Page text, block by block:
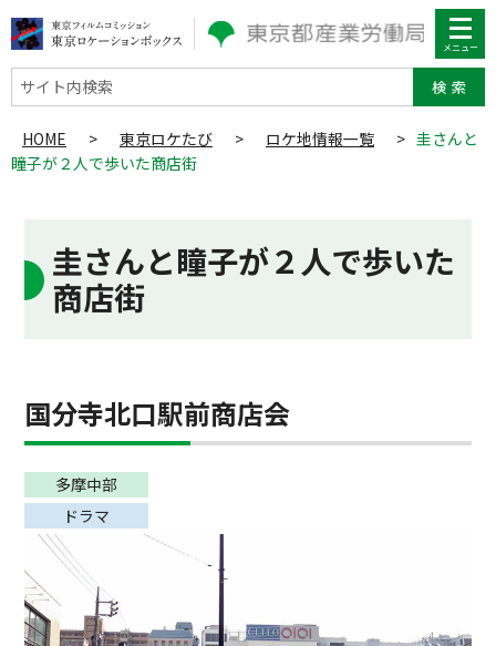
サイト内検索
HOME > 東京ロケたび > ロケ地情報一覧 > 圭さんと
瞳子が２人で歩いた商店街
圭さんと瞳子が２人で歩いた
商店街
国分寺北口駅前商店会
多摩中部
ドラマ